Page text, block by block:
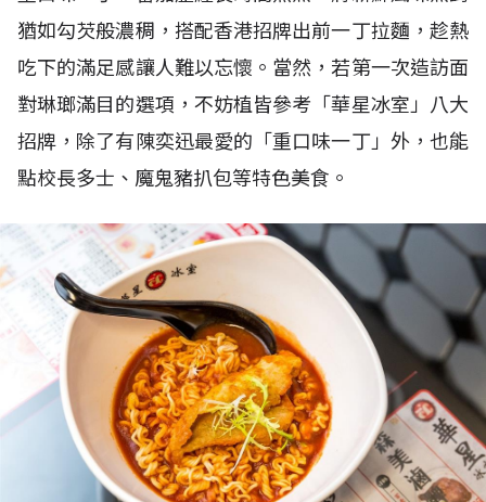
猶如勾芡般濃稠，搭配香港招牌出前一丁拉麵，趁熱
吃下的滿足感讓人難以忘懷。當然，若第一次造訪面
對琳瑯滿目的選項，不妨植皆參考「華星冰室」八大
招牌，除了有陳奕迅最愛的「重口味一丁」外，也能
點校長多士、魔鬼豬扒包等特色美食。